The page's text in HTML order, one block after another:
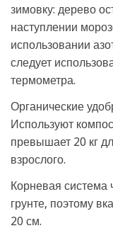
зимовку: дерево
наступлении
использовании
следует
термометра.
Органические
Используют
превышает 20 кг
взрослого.
Корневая система
грунте, поэтому
20 см.